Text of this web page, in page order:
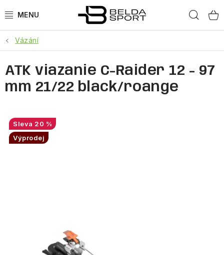
na
SPORTY
BĚH
BOGNER
OBLEČENÍ
NAŠE SLUŽBY
Vázání
ATK viazanie C-Raider 12 - 97
mm 21/22 black/roange
20 %
Výprodej